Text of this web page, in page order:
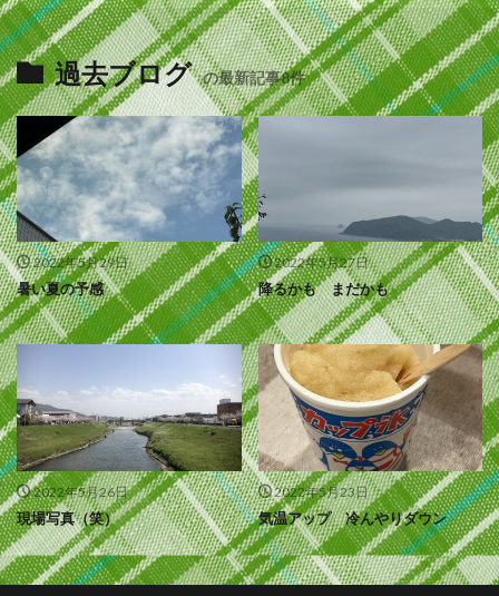
過去ブログ の最新記事8件
2022年5月29日
暑い夏の予感
2022年5月27日
降るかも まだかも
2022年5月26日
現場写真（笑）
2022年5月23日
気温アップ 冷んやりダウン